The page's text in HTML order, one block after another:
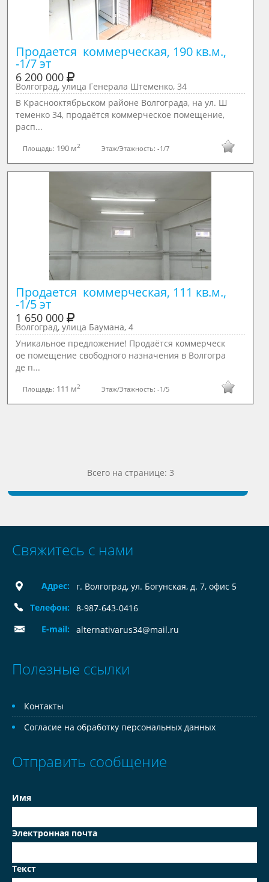
Продается  коммерческая, 190 кв.м.,
-1/7 эт
6 200 000
Волгоград, улица Генерала Штеменко, 34
В Краснооктябрьском районе Волгограда, на ул. Ш
теменко 34, продаётся коммерческое помещение,
расп...
Площадь: 190 м2 Этаж/Этажность:-1/7
Продается  коммерческая, 111 кв.м.,
-1/5 эт
1 650 000
Волгоград, улица Баумана, 4
Уникальное предложение! Продаётся коммерческ
ое помещение свободного назначения в Волгогра
де п...
Площадь: 111 м2 Этаж/Этажность:-1/5
Всего на странице: 3
Свяжитесь с нами
Адрес:
г. Волгоград, ул. Богунская, д. 7, офис 5
Телефон:
8-987-643-0416
E-mail:
alternativarus34@mail.ru
Полезные ссылки
Контакты
Согласие на обработку персональных данных
Отправить сообщение
Имя
Электронная почта
Текст